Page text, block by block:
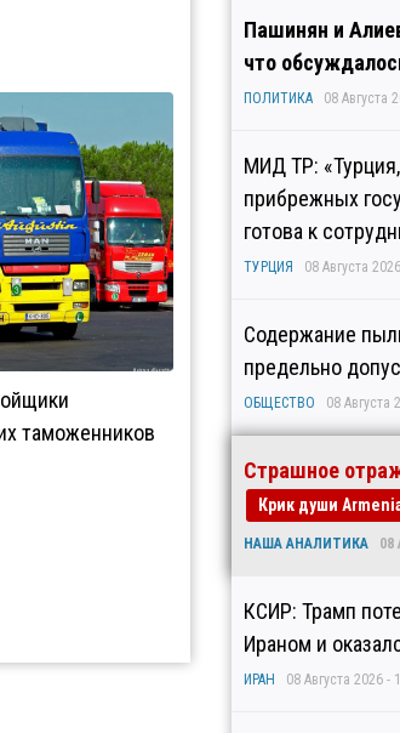
таможенников
Пашинян и
что
ПОЛИТИКА 08 Августа
МИД ТР:
прибрежных
готова к
ТУРЦИЯ 08 Августа
Содержание
предельно
ОБЩЕСТВО 08 Августа
Страшное
Крик души
НАША АНАЛИТИКА 08
КСИР: Трамп
Ираном и
ИРАН 08 Августа 2026 -